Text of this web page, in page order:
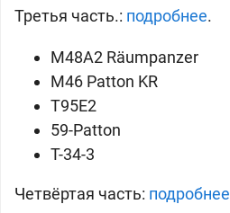
Третья часть.: подробнее.
M48A2 Räumpanzer
M46 Patton KR
T95E2
59-Patton
T-34-3
Четвёртая часть: подробнее